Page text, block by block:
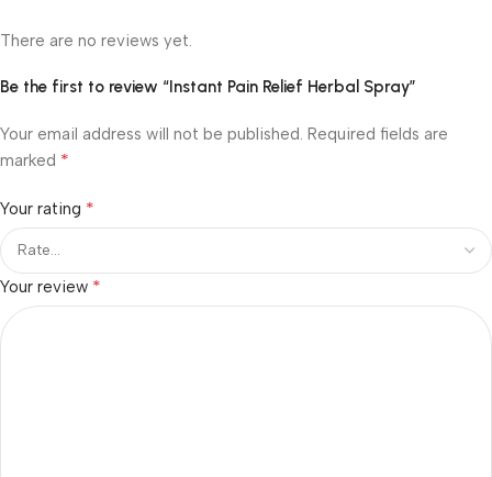
There are no reviews yet.
Be the first to review “Instant Pain Relief Herbal Spray”
Your email address will not be published. Required fields are
marked *
Your rating *
Your review *